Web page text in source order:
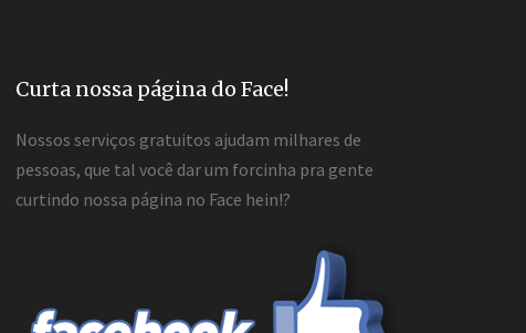
Curta nossa página do Face!
Nossos serviços gratuitos ajudam milhares de
pessoas, que tal você dar um forcinha pra gente
curtindo nossa página no Face hein!?